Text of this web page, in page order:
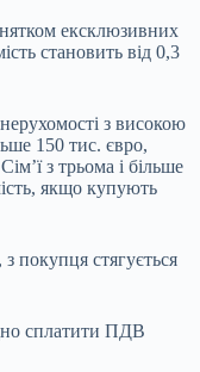
ексклюзивних
становить від 0,3
з високою
150 тис. євро,
з трьома і більше
якщо купують
покупця стягується
сплатити ПДВ